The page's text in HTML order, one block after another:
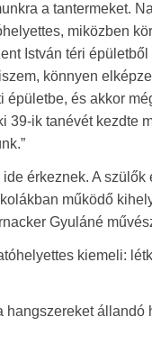
a tantermeket.
miközben
István téri
könnyen
és akkor
39-ik tanévét kezdte
érkeznek. A
működő
Gyuláné
kiemeli:
hangszereket